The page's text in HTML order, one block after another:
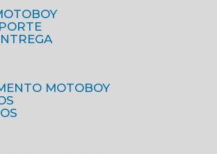
MOTOBOY